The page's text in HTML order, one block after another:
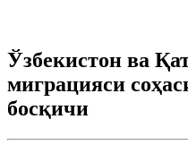
Ўзбекистон ва
миграцияси
босқичи